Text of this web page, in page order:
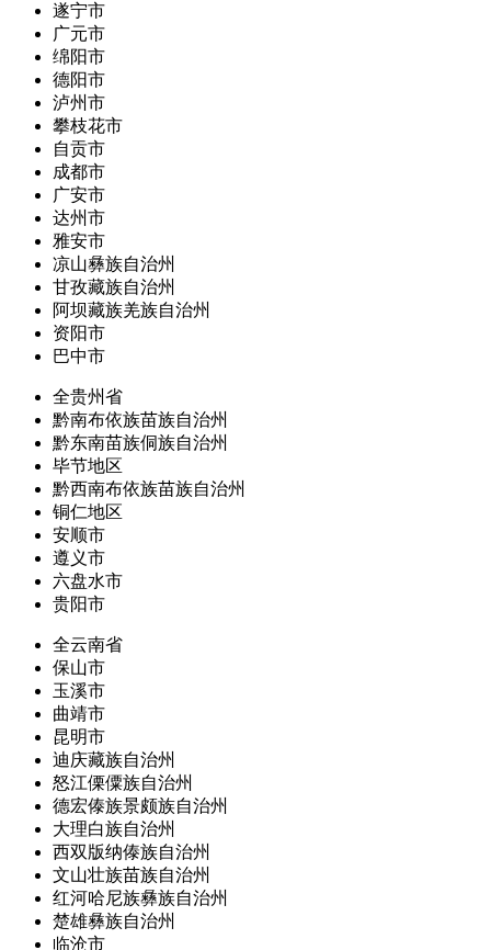
遂宁市
广元市
绵阳市
德阳市
泸州市
攀枝花市
自贡市
成都市
广安市
达州市
雅安市
凉山彝族自治州
甘孜藏族自治州
阿坝藏族羌族自治州
资阳市
巴中市
全贵州省
黔南布依族苗族自治州
黔东南苗族侗族自治州
毕节地区
黔西南布依族苗族自治州
铜仁地区
安顺市
遵义市
六盘水市
贵阳市
全云南省
保山市
玉溪市
曲靖市
昆明市
迪庆藏族自治州
怒江傈僳族自治州
德宏傣族景颇族自治州
大理白族自治州
西双版纳傣族自治州
文山壮族苗族自治州
红河哈尼族彝族自治州
楚雄彝族自治州
临沧市